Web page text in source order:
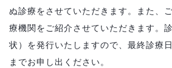
ぬ診療をさせていただきます。また、
療機関をご紹介させていただきます。
状）を発行いたしますので、最終診療
までお申し出ください。